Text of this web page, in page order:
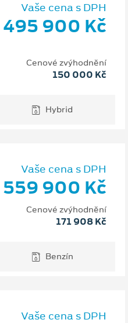
Vaše cena s DPH
495 900 Kč
Cenové zvýhodnění
150 000 Kč
Hybrid
Vaše cena s DPH
559 900 Kč
Cenové zvýhodnění
171 908 Kč
Benzín
Vaše cena s DPH